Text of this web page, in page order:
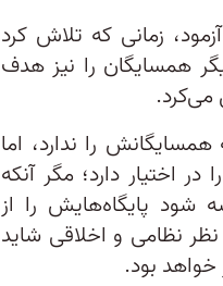
صدام حسین اراده واشنگتن را بار دیگر در سال ۱۹۹۰ آزمود، زمانی که تلاش کرد
همسایگان را نیز هدف
می‌کرد.
را ندارد، اما
در اختیار دارد؛ مگر آنکه
پایگاه‌هایش را از
نظر نظامی و اخلاقی شاید
خواهد بود.